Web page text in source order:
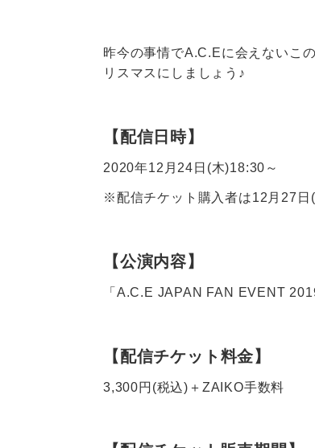
昨今の事情でA.C.Eに会えないこ
リスマスにしましょう♪
【配信日時】
2020年12月24日(木)18:30～
※配信チケット購入者は12月27日
【公演内容】
「A.C.E JAPAN FAN EVENT
【配信チケット料金】
3,300円(税込)＋ZAIKO手数料